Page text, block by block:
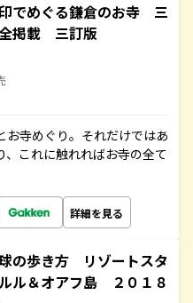
でめぐる鎌倉のお寺 三
掲載 三訂版
寺めぐり。それだけではあ
、これに触れればお寺の全て
詳細を見る
の歩き方 リゾートスタ
ル＆オアフ島 ２０１８